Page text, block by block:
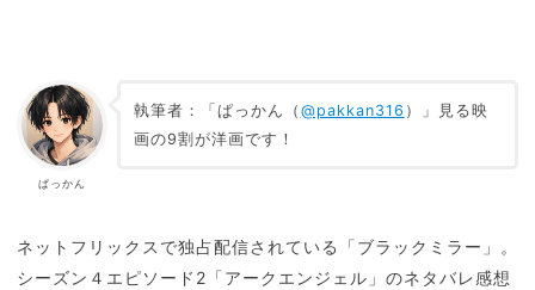
ぱっかん
執筆者：「ぱっかん（ @pakkan316 ）」見る映
画の9割が洋画です！
ネットフリックスで独占配信されている「ブラックミラー」。
シーズン４エピソード2「アークエンジェル」のネタバレ感想